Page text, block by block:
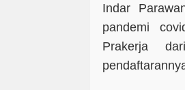
Indar
pandemi
Prakerja